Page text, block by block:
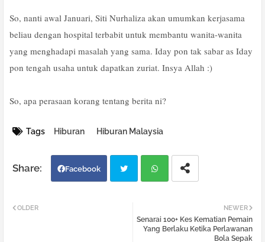
So, nanti awal Januari, Siti Nurhaliza akan umumkan kerjasama
beliau dengan hospital terbabit untuk membantu wanita-wanita
yang menghadapi masalah yang sama. Iday pon tak sabar as Iday
pon tengah usaha untuk dapatkan zuriat. Insya Allah :)
So, apa perasaan korang tentang berita ni?
Tags Hiburan Hiburan Malaysia
Facebook
atsa
NEWER
Senarai 100+ Kes Kematian Pemain
Yang Berlaku Ketika Perlawanan
Bola Sepak
OLDER